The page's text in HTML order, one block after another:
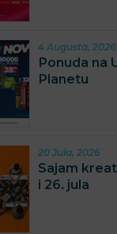
4 Augusta, 2026
Ponuda na
Planetu
20 Jula, 2026
Sajam
i 26. jula